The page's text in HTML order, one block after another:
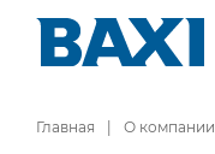
Главная О компании